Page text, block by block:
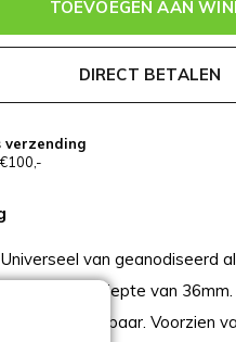
TOEVOEGEN AAN
DIRECT BETALEN
verzending
van geanodiseerd
inbouwdiepte van
12xA4 leverbaar. Voorzien